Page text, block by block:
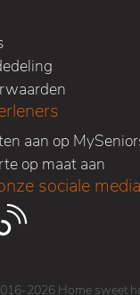
aan op
op maat aan
sociale
2026 Home sweet